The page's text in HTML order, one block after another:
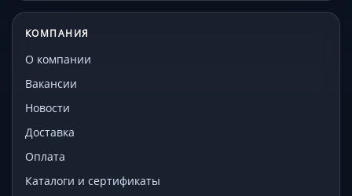
КОМПАНИЯ
О компании
Вакансии
Новости
Доставка
Оплата
Каталоги и сертификаты